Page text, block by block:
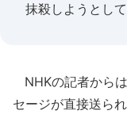
抹殺しようとし
NHKの記者から
セージが直接送ら